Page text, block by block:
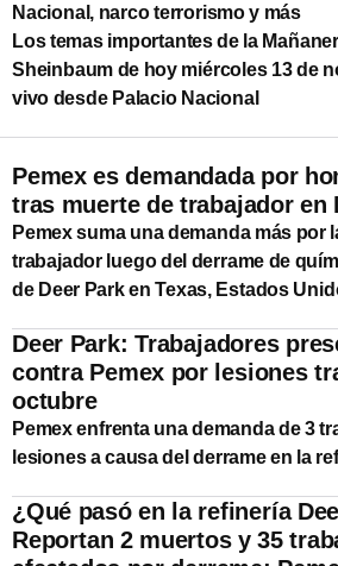
Nacional, narco terrorismo y más
Los temas importantes de la
Sheinbaum de hoy miércoles 13 de
vivo desde Palacio Nacional
Pemex es demandada por
tras muerte de trabajador en
Pemex suma una demanda más por
trabajador luego del derrame de
de Deer Park en Texas, Estados
Deer Park: Trabajadores
contra Pemex por lesiones
octubre
Pemex enfrenta una demanda de 3
lesiones a causa del derrame en la
¿Qué pasó en la refinería
Reportan 2 muertos y 35